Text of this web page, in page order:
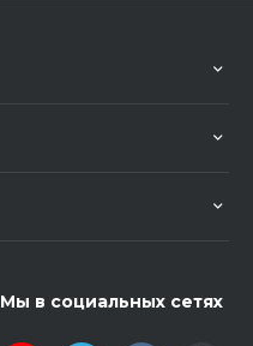
Мы в социальных сетях